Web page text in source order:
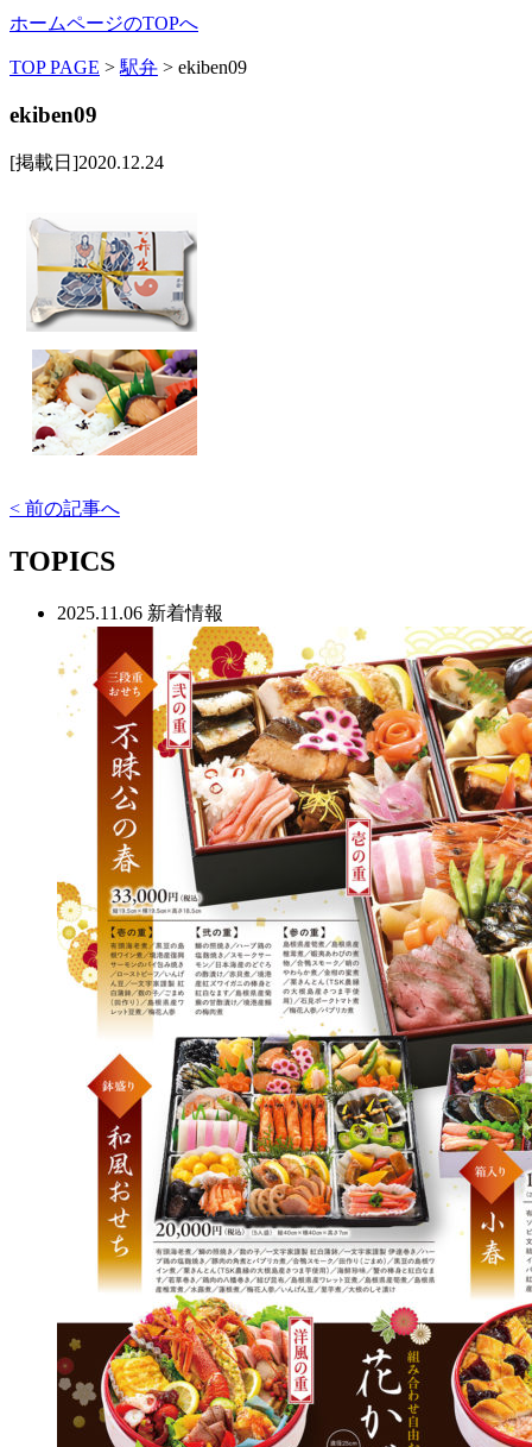
ホームページのTOPへ
TOP PAGE > 駅弁 > ekiben09
ekiben09
[掲載日]2020.12.24
< 前の記事へ
TOPICS
2025.11.06 新着情報